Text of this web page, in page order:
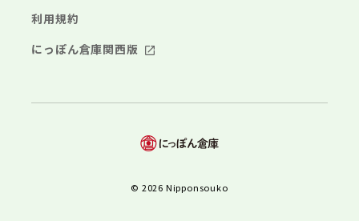
利用規約
にっぽん倉庫関西版
© 2026 Nipponsouko